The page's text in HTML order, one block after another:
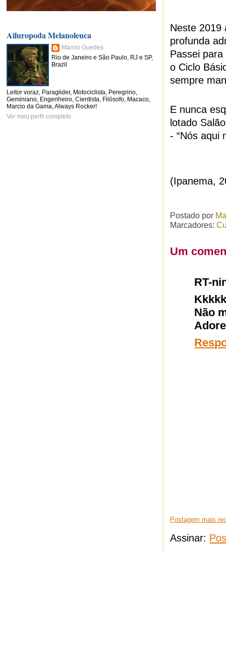
Neste 2019
profunda
Passei
o Ciclo
sempre
E nunca
lotado
- “Nós aqui
(Ipanema,
Postado por
Marcadores:
Um
RT-
Não
Postagem mais
Assinar:
Ailuropoda Melanoleuca
Marcio Guedes
Rio de Janeiro e São Paulo, RJ e SP,
Brazil
Leitor voraz, Paraglider, Motociclista, Peregrino,
Geminiano, Engenheiro, Cientista, Filósofo, Macaco,
Marcio da Gama, Always Rocker!
Ver meu perfil completo